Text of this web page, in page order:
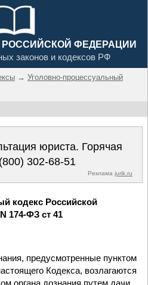
ФЕДЕРАЦИИ
законов и кодексов РФ
→ Уголовно-процессуальный
юриста. Горячая
302-68-51
Реклама jurik.ru
кодекс Российской
174-ФЗ ст 41
предусмотренные пунктом
Кодекса, возлагаются
органа дознания путем дачи